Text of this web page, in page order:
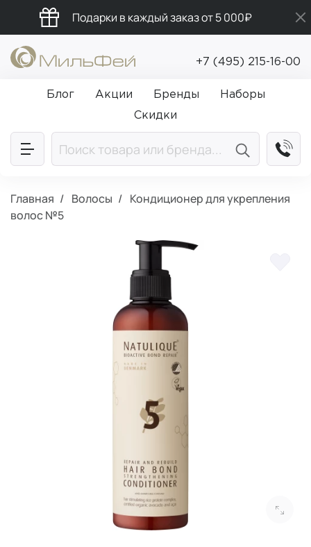
Подарки в каждый заказ от 5 000₽
Промокод ПРИВЕТ
Бесплатная доставка от 5 000₽
+7 (495) 215-16-00
Блог Акции Бренды
Наборы
Скидки
Главная Волосы
Кондиционер для укрепления
волос №5